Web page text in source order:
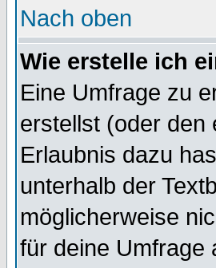
Nach oben
Wie erstelle ich
Eine Umfrage zu
erstellst (oder den
Erlaubnis dazu
unterhalb der
möglicherweise
für deine Umfrage